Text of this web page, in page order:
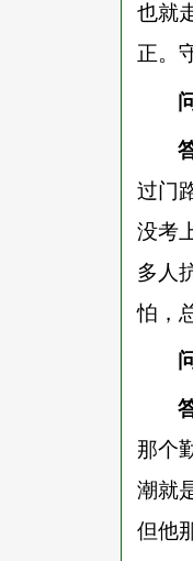
也就
正。
过门
没考
多人
怕，
那个
潮就
但他